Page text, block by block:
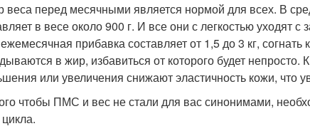
веса перед месячными является нормой для всех. В
в весе около 900 г. И все они с легкостью уходят
ежемесячная прибавка составляет от 1,5 до 3 кг,
в жир, избавиться от которого будет непросто.
или увеличения снижают эластичность кожи, что
чтобы ПМС и вес не стали для вас синонимами,